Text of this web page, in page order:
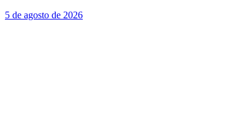
5 de agosto de 2026